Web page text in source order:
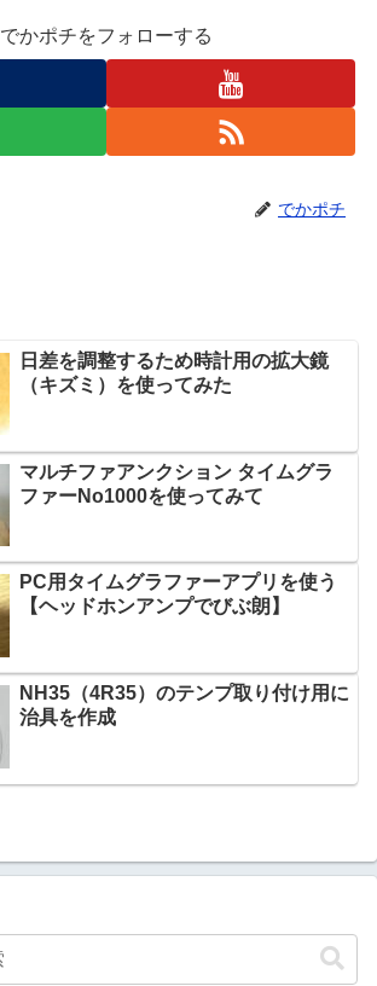
でかポチをフォローする
でかポチ
日差を調整するため時計用の拡大鏡
（キズミ）を使ってみた
マルチファアンクション タイムグラ
ファーNo1000を使ってみて
PC用タイムグラファーアプリを使う
【ヘッドホンアンプでびぶ朗】
NH35（4R35）のテンプ取り付け用に
治具を作成